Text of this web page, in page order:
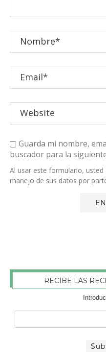
Guarda mi nombre,
buscador para la
Al usar este formulario,
manejo de sus datos por
RECIBE LAS